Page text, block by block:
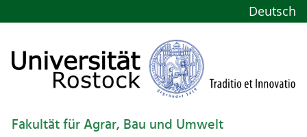
Deutsch
Fakultät für Agrar, Bau und Umwelt